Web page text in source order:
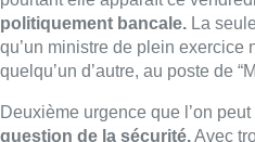
d’hier n’ont pas ménagé leurs
Vervoort dans ce dossier, lui
assez. Il rétorquait qu’il faisait
permettaient de faire. Le
courantes. Il importe donc
avec un nouveau responsable